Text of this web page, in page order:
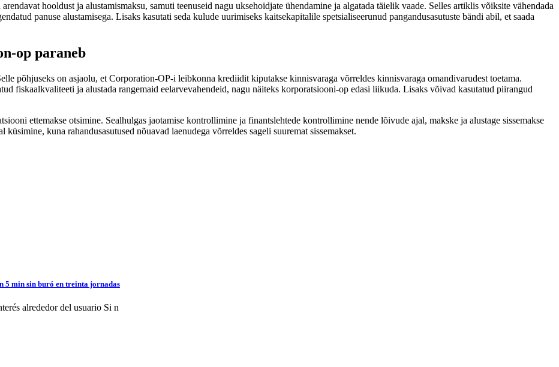
hooldust ja alustamismaksu, samuti teenuseid nagu uksehoidjate ühendamine ja algatada täielik vaade. Selles artiklis võiksite vähendada
panuse alustamisega. Lisaks kasutati seda kulude uurimiseks kaitsekapitalile spetsialiseerunud pangandusasutuste bändi abil, et saada
op paraneb
põhjuseks on asjaolu, et Corporation-OP-i leibkonna krediidit kiputakse kinnisvaraga võrreldes kinnisvaraga omandivarudest toetama.
fiskaalkvaliteeti ja alustada rangemaid eelarvevahendeid, nagu näiteks korporatsiooni-op edasi liikuda. Lisaks võivad kasutatud piirangud
ettemakse otsimine. Sealhulgas jaotamise kontrollimine ja finantslehtede kontrollimine nende lõivude ajal, makske ja alustage sissemakse
küsimine, kuna rahandusasutused nõuavad laenudega võrreldes sageli suuremat sissemakset.
5 min sin buró en treinta jornadas
alrededor del usuario Si n